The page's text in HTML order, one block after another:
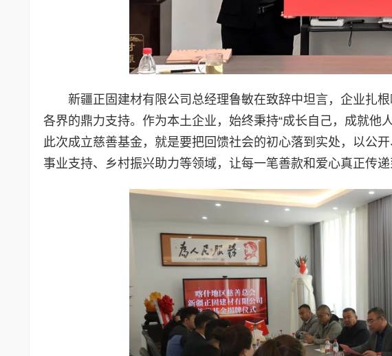
新疆正固建材有限公司总经理鲁敏在致辞中坦言，企业扎
各界的鼎力支持。作为本土企业，始终秉持“成长自己，成就他
此次成立慈善基金，就是要把回馈社会的初心落到实处，以公
事业支持、乡村振兴助力等领域，让每一笔善款和爱心真正传递